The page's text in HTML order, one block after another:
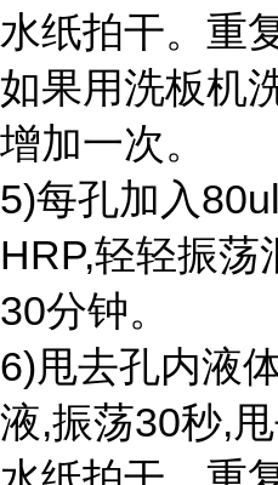
水纸拍干。重
如果用洗板机
增加一次。
5)每孔加入
HRP,轻轻振
30分钟。
6)甩去孔内液
液,振荡30秒,